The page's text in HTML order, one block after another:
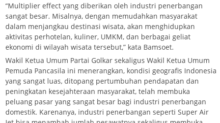
“Multiplier effect yang diberikan oleh industri penerbangan
sangat besar. Misalnya, dengan memudahkan masyarakat
dalam menjangkau destinasi wisata, akan menghidupkan
aktivitas perhotelan, kuliner, UMKM, dan berbagai geliat
ekonomi di wilayah wisata tersebut,” kata Bamsoet.
Wakil Ketua Umum Partai Golkar sekaligus Wakil Ketua Umum
Pemuda Pancasila ini menerangkan, kondisi geografis Indonesia
yang sangat luas, ditopang pertumbuhan pendapatan dan
peningkatan kesejahteraan masyarakat, telah membuka
peluang pasar yang sangat besar bagi industri penerbangan
domestik. Karenanya, industri penerbangan seperti Super Air